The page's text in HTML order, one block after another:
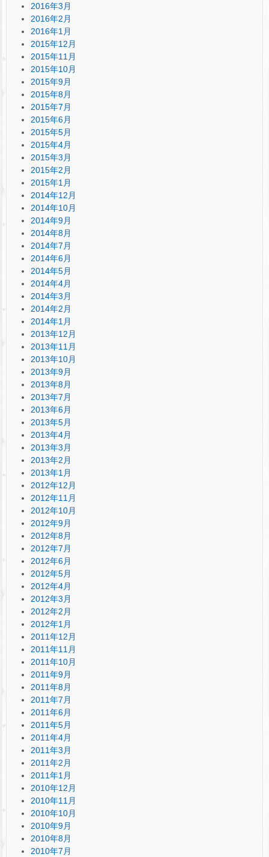
2016年3月
2016年2月
2016年1月
2015年12月
2015年11月
2015年10月
2015年9月
2015年8月
2015年7月
2015年6月
2015年5月
2015年4月
2015年3月
2015年2月
2015年1月
2014年12月
2014年10月
2014年9月
2014年8月
2014年7月
2014年6月
2014年5月
2014年4月
2014年3月
2014年2月
2014年1月
2013年12月
2013年11月
2013年10月
2013年9月
2013年8月
2013年7月
2013年6月
2013年5月
2013年4月
2013年3月
2013年2月
2013年1月
2012年12月
2012年11月
2012年10月
2012年9月
2012年8月
2012年7月
2012年6月
2012年5月
2012年4月
2012年3月
2012年2月
2012年1月
2011年12月
2011年11月
2011年10月
2011年9月
2011年8月
2011年7月
2011年6月
2011年5月
2011年4月
2011年3月
2011年2月
2011年1月
2010年12月
2010年11月
2010年10月
2010年9月
2010年8月
2010年7月